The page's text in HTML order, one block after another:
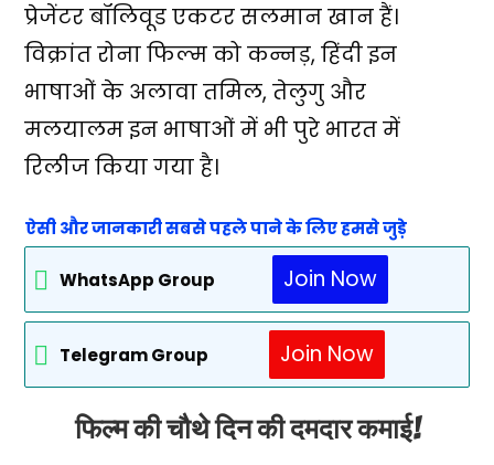
प्रेजेंटर बॉलिवूड एकटर सलमान खान हैं।
विक्रांत रोना फिल्म को कन्नड़, हिंदी इन
भाषाओं के अलावा तमिल, तेलुगु और
मलयालम इन भाषाओं में भी पुरे भारत में
रिलीज किया गया है।
ऐसी और जानकारी सबसे पहले पाने के लिए हमसे जुड़े
WhatsApp Group Join Now
Telegram Group Join Now
फिल्म की चौथे दिन की दमदार कमाई!